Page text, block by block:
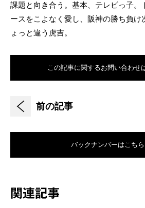
課題と向き合う。基本、テレビっ子。
ースをこよなく愛し、阪神の勝ち負け
ょっと違う虎吉。
この記事に関するお問い合わせ
前の記事
バックナンバーはこちら
関連記事